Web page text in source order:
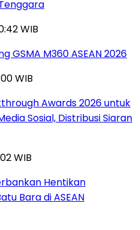
WIB
GSMA M360 ASEAN 2026
WIB
Awards 2026 untuk
Sosial, Distribusi Siaran
WIB
Hentikan
Bara di ASEAN